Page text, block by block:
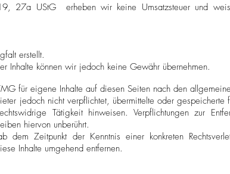
27a UStG erheben wir keine Umsatzsteuer und
erstellt.
Inhalte können wir jedoch keine Gewähr übernehmen.
für eigene Inhalte auf diesen Seiten nach den
jedoch nicht verpflichtet, übermittelte oder gespeicherte
Tätigkeit hinweisen. Verpflichtungen zur
hiervon unberührt.
Zeitpunkt der Kenntnis einer konkreten
Inhalte umgehend entfernen.